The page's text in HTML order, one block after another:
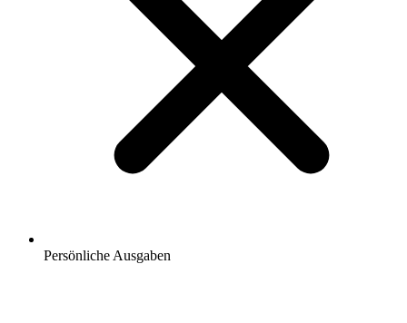
Persönliche Ausgaben